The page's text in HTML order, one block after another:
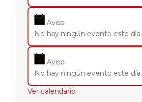
Aviso
No hay ningún evento este día.
Aviso
No hay ningún evento este día.
Ver calendario